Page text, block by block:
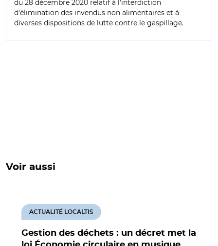
du 28 décembre 2020 relatif à l'interdiction
d'élimination des invendus non alimentaires et à
diverses dispositions de lutte contre le gaspillage.
Voir aussi
Gestion des déchets : un décret met la
ACTUALITÉ LOCALTIS